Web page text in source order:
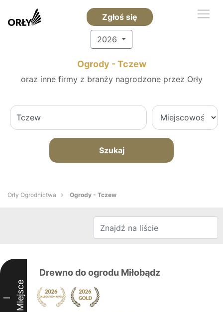
Zgłoś się
2026
Ogrody - Tczew
oraz inne firmy z branży nagrodzone przez Orły
Szukaj
Orły Ogrodnictwa Ogrody - Tczew
I Miejsce
Drewno do ogrodu Miłobądz